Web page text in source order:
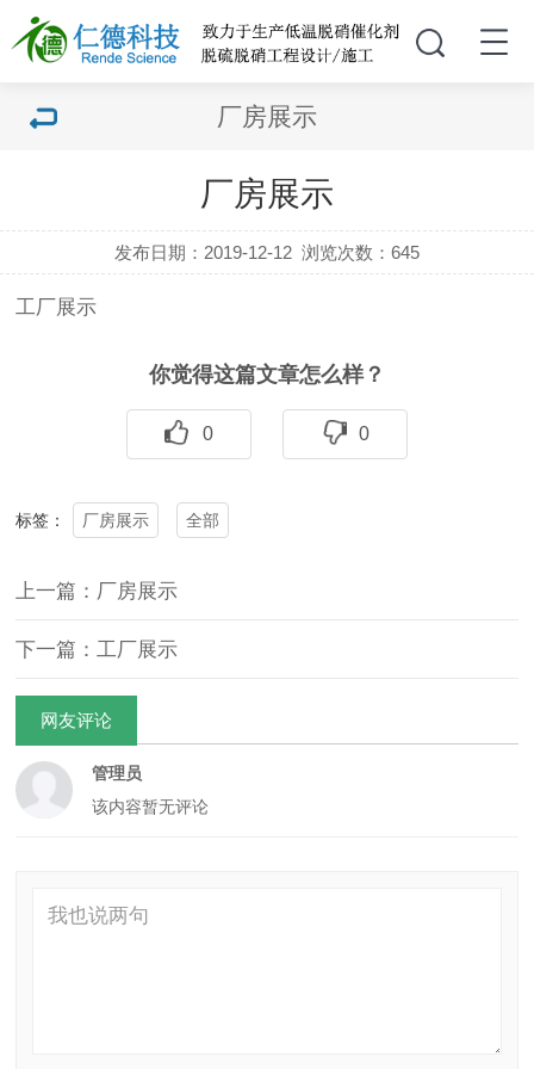
厂房展示
厂房展示
发布日期：2019-12-12 浏览次数：645
工厂展示
你觉得这篇文章怎么样？
0 0
标签： 厂房展示 全部
上一篇：厂房展示
下一篇：工厂展示
网友评论
管理员
该内容暂无评论